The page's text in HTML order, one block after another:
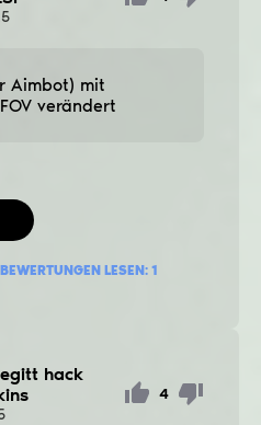
Aimbot) mit
verändert
BEWERTUNGEN LESEN: 1
hack
4